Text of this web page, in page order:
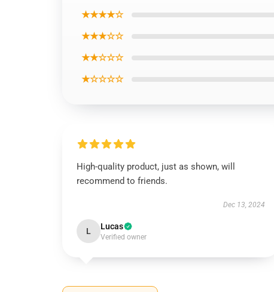
★★★★☆
★★★☆☆
★★☆☆☆
★☆☆☆☆
High-quality product, just as shown, will
recommend to friends.
Dec 13, 2024
L Lucas
Verified owner